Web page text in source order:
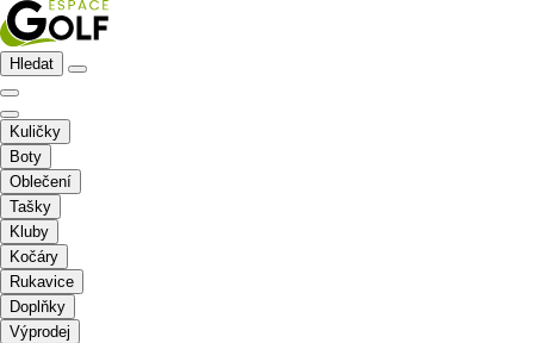
Hledat
Kuličky
Boty
Oblečení
Tašky
Kluby
Kočáry
Rukavice
Doplňky
Výprodej